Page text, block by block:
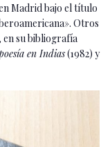
Madrid bajo el título
Otros
en su bibliografía
en Indias(1982) y